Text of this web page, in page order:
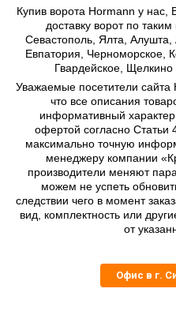
Купив ворота Hormann у нас,
доставку ворот по
Севастополь, Ялта, Алушта,
Евпатория, Черноморское,
Гвардейское, Щелкино
Уважаемые посетители сайта
что все описания
информативный
офертой согласно Статьи
максимально точную
менеджеру компании
производители меняют
можем не успеть
следствии чего в момент
вид, комплектность или
от
Офис в г.